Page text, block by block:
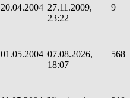
20.04.2004 27.11.2009,
23:22
9
01.05.2004 07.08.2026,
18:07
568